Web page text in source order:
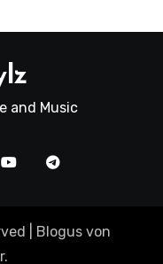
and Music
Blogus von
.